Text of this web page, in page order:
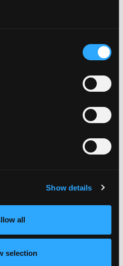
Show details
all
selection
Like This